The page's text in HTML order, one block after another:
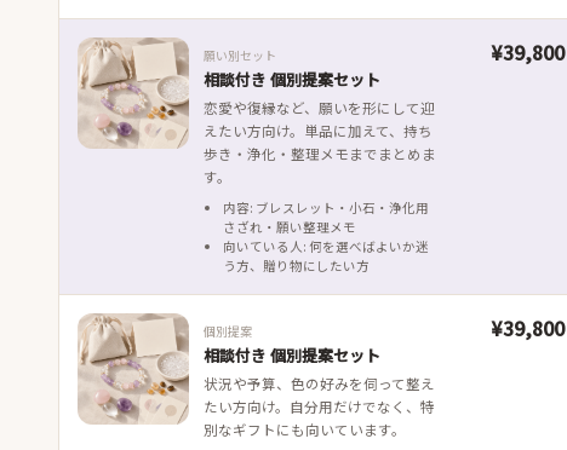
願い別セット
相談付き 個別提案セット
恋愛や復縁など、願いを形にして迎
えたい方向け。単品に加えて、持ち
歩き・浄化・整理メモまでまとめま
す。
内容: ブレスレット・小石・浄化用
さざれ・願い整理メモ
向いている人: 何を選べばよいか迷
う方、贈り物にしたい方
¥39,800
個別提案
相談付き 個別提案セット
状況や予算、色の好みを伺って整え
たい方向け。自分用だけでなく、特
別なギフトにも向いています。
¥39,800